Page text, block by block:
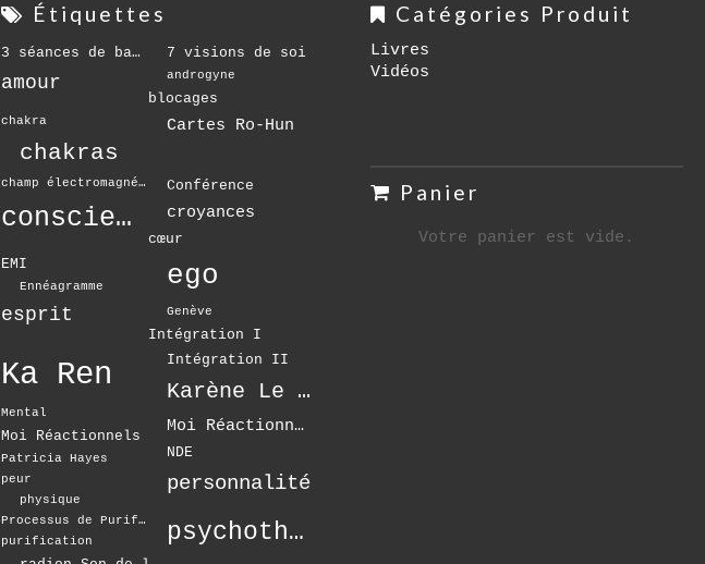
Étiquettes
3 séances de base 7 visions de soi
amour androgyne
blocages
Cartes Ro-Hun
chakra
chakras
champ électromagnétique Conférence
conscience croyances
cœur
ego
EMI
Ennéagramme
esprit Genève
Intégration I
Intégration II
Ka Ren Karène Le Drian
Mental
Moi Réactionnel
Moi Réactionnels
NDE
Patricia Hayes
personnalité
peur
physique
Processus de Purification
psychothérapie
purification
Catégories Produit
Livres
Vidéos
Panier
Votre panier est vide.